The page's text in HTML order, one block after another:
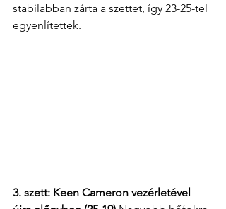
stabilabban zárta a szettet, így 23-25-tel
egyenlítettek.
3. szett: Keen Cameron vezérletével